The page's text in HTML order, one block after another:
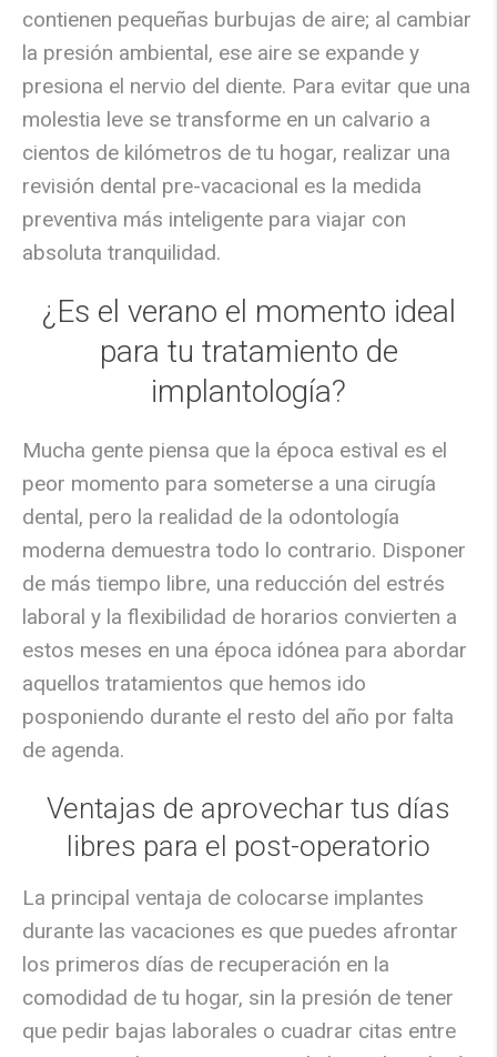
contienen pequeñas burbujas de aire; al cambiar
la presión ambiental, ese aire se expande y
presiona el nervio del diente. Para evitar que una
molestia leve se transforme en un calvario a
cientos de kilómetros de tu hogar, realizar una
revisión dental pre-vacacional es la medida
preventiva más inteligente para viajar con
absoluta tranquilidad.
¿Es el verano el momento ideal
para tu tratamiento de
implantología?
Mucha gente piensa que la época estival es el
peor momento para someterse a una cirugía
dental, pero la realidad de la odontología
moderna demuestra todo lo contrario. Disponer
de más tiempo libre, una reducción del estrés
laboral y la flexibilidad de horarios convierten a
estos meses en una época idónea para abordar
aquellos tratamientos que hemos ido
posponiendo durante el resto del año por falta
de agenda.
Ventajas de aprovechar tus días
libres para el post-operatorio
La principal ventaja de colocarse implantes
durante las vacaciones es que puedes afrontar
los primeros días de recuperación en la
comodidad de tu hogar, sin la presión de tener
que pedir bajas laborales o cuadrar citas entre